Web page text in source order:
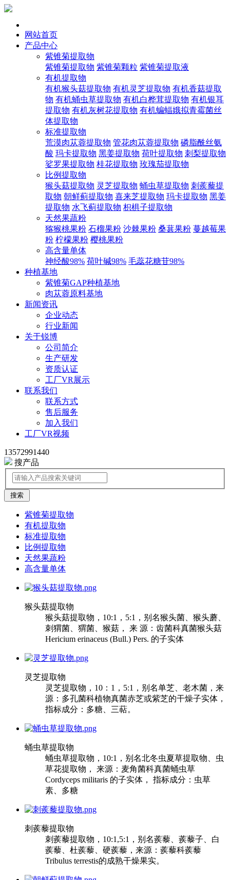
网站首页
产品中心
紫锥菊提取物
紫锥菊提取物 紫锥菊颗粒 紫锥菊提取液
有机提取物
有机猴头菇提取物 有机灵芝提取物 有机香菇提取
物 有机蛹虫草提取物 有机白桦茸提取物 有机银耳
提取物 有机灰树花提取物 有机蝙蝠娥拟青霉菌丝
体提取物
标准提取物
荒漠肉苁蓉提取物 管花肉苁蓉提取物 磷脂酰丝氨
酸 玛卡提取物 黑姜提取物 荷叶提取物 刺梨提取物
娑罗果提取物 桂花提取物 玫瑰茄提取物
比例提取物
猴头菇提取物 灵芝提取物 蛹虫草提取物 刺蒺藜提
取物 朝鲜蓟提取物 喜来芝提取物 玛卡提取物 黑姜
提取物 水飞蓟提取物 枳椇子提取物
天然果蔬粉
猕猴桃果粉 石榴果粉 沙棘果粉 桑葚果粉 蔓越莓果
粉 柠檬果粉 樱桃果粉
高含量单体
神经酸98% 荷叶碱98% 毛蕊花糖苷98%
种植基地
紫锥菊GAP种植基地
肉苁蓉原料基地
新闻资讯
企业动态
行业新闻
关于锐博
公司简介
生产研发
资质认证
工厂VR展示
联系我们
联系方式
售后服务
加入我们
工厂VR视频
13572991440
搜产品
紫锥菊提取物
有机提取物
标准提取物
比例提取物
天然果蔬粉
高含量单体
猴头菇提取物
猴头菇提取物，10:1，5:1，别名猴头菌、猴头蘑、
刺猬菌、猬菌、猴菇， 来 源：齿菌科真菌猴头菇
Hericium erinaceus (Bull.) Pers. 的子实体
灵芝提取物
灵芝提取物，10：1，5:1，别名单芝、老木菌，来
源：多孔菌科植物真菌赤芝或紫芝的干燥子实体，
指标成分：多糖、三萜。
蛹虫草提取物
蛹虫草提取物，10:1，别名北冬虫夏草提取物、虫
草花提取物， 来源：麦角菌科真菌蛹虫草
Cordyceps militaris 的子实体， 指标成分：虫草
素、多糖
刺蒺藜提取物
刺蒺藜提取物，10:1,5:1，别名蒺藜、蒺藜子、白
蒺藜、杜蒺藜、硬蒺藜，来源：蒺藜科蒺藜
Tribulus terrestis的成熟干燥果实。